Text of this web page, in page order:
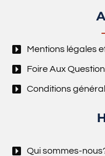
Mentions légales
Foire Aux
Conditions
Qui sommes-